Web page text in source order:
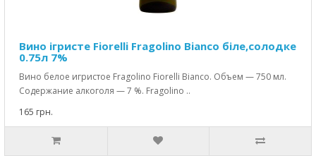
Вино ігристе Fiorelli Fragolino Bianco біле,солодке
0.75л 7%
Вино белое игристое Fragolino Fiorelli Bianco. Объем — 750 мл.
Содержание алкоголя — 7 %. Fragolino ..
165 грн.